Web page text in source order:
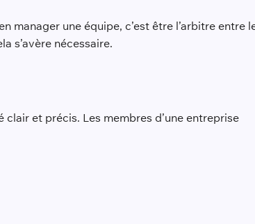
manager une équipe, c’est être l’arbitre entre
s’avère nécessaire.
et précis. Les membres d’une entreprise